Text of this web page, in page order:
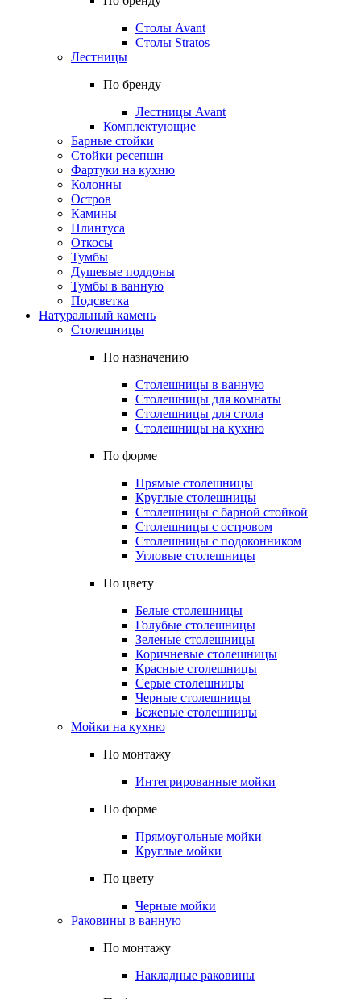
Столы Avant
Столы Stratos
Лестницы
По бренду
Лестницы Avant
Комплектующие
Барные стойки
Стойки ресепшн
Фартуки на кухню
Колонны
Остров
Камины
Плинтуса
Откосы
Тумбы
Душевые поддоны
Тумбы в ванную
Подсветка
Натуральный камень
Столешницы
По назначению
Столешницы в ванную
Столешницы для комнаты
Столешницы для стола
Столешницы на кухню
По форме
Прямые столешницы
Круглые столешницы
Столешницы с барной стойкой
Столешницы с островом
Столешницы с подоконником
Угловые столешницы
По цвету
Белые столешницы
Голубые столешницы
Зеленые столешницы
Коричневые столешницы
Красные столешницы
Серые столешницы
Черные столешницы
Бежевые столешницы
Мойки на кухню
По монтажу
Интегрированные мойки
По форме
Прямоугольные мойки
Круглые мойки
По цвету
Черные мойки
Раковины в ванную
По монтажу
Накладные раковины